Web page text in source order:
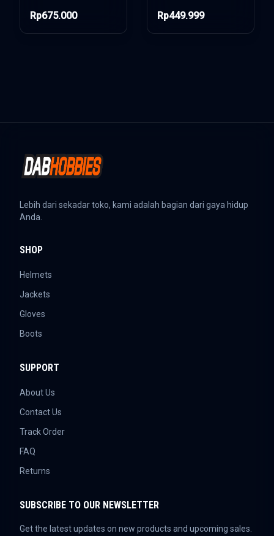
WINDBREAKER
Rp675.000
Rp449.999
Lebih dari sekadar toko, kami adalah bagian dari gaya hidup
Anda.
SHOP
Helmets
Jackets
Gloves
Boots
SUPPORT
About Us
Contact Us
Track Order
FAQ
Returns
SUBSCRIBE TO OUR NEWSLETTER
Get the latest updates on new products and upcoming sales.